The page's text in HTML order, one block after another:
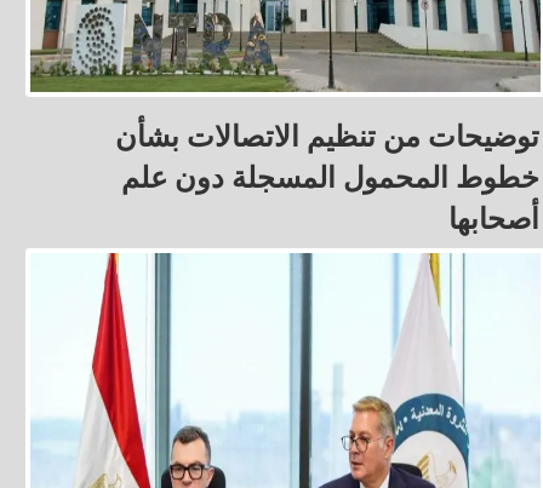
توضيحات من تنظيم الاتصالات بشأن
خطوط المحمول المسجلة دون علم
أصحابها